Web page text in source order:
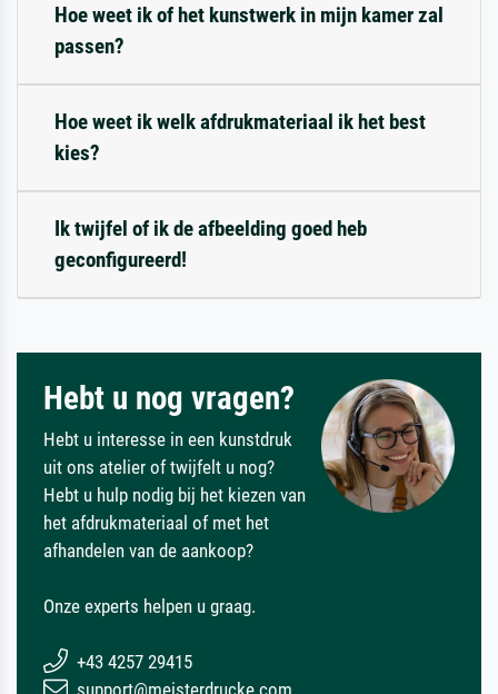
Hoe weet ik of het kunstwerk in mijn kamer zal
passen?
Hoe weet ik welk afdrukmateriaal ik het best
kies?
Ik twijfel of ik de afbeelding goed heb
geconfigureerd!
Hebt u nog vragen?
Hebt u interesse in een kunstdruk
uit ons atelier of twijfelt u nog?
Hebt u hulp nodig bij het kiezen van
het afdrukmateriaal of met het
afhandelen van de aankoop?
Onze experts helpen u graag.
+43 4257 29415
support@meisterdrucke.com